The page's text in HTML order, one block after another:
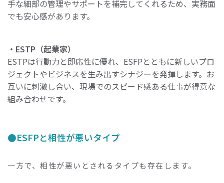
手な細部の管理やサポートを補完してくれるため、実務面
でも安心感があります。
・ESTP（起業家）
ESTPは行動力と即応性に優れ、ESFPとともに新しいプロ
ジェクトやビジネスを生み出すシナジーを発揮します。お
互いに刺激し合い、現場でのスピード感ある仕事が得意な
組み合わせです。
ESFPと相性が悪いタイプ
一方で、相性が悪いとされるタイプも存在します。